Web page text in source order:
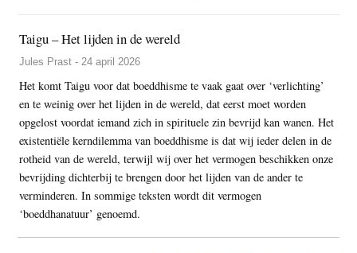
Taigu – Het lijden in de wereld
Jules Prast - 24 april 2026
Het komt Taigu voor dat boeddhisme te vaak gaat over ‘verlichting’
en te weinig over het lijden in de wereld, dat eerst moet worden
opgelost voordat iemand zich in spirituele zin bevrijd kan wanen. Het
existentiële kerndilemma van boeddhisme is dat wij ieder delen in de
rotheid van de wereld, terwijl wij over het vermogen beschikken onze
bevrijding dichterbij te brengen door het lijden van de ander te
verminderen. In sommige teksten wordt dit vermogen
‘boeddhanatuur’ genoemd.